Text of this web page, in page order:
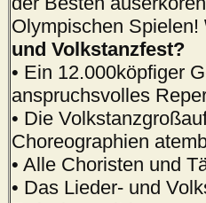
Olympischen Spielen!
und Volkstanzfest?
• Ein 12.000köpfiger
anspruchsvolles
• Die
Choreographien
• Alle Choristen und
• Das Lieder- und